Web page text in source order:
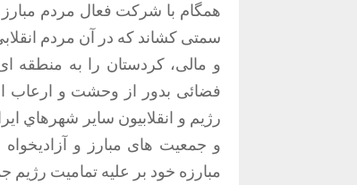
همگام با شرکت فعال مردم مبارز
سمتی کشاند که در آن مردم
و مالى، کردستان را به منطقه
فضائى بدور از وحشت و ارعاب از
رژیم و انقلابيون ساير شهرهاي
و جمعيت هاى مبارز و
مبارزه خود بر علیه تمامیت رژيم